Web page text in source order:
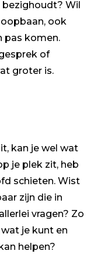
bezighoudt? Wil
ook
pas komen.
of
groter is.
kan je wel wat
je plek zit, heb
schieten. Wist
zijn die in
vragen? Zo
je kunt en
helpen?